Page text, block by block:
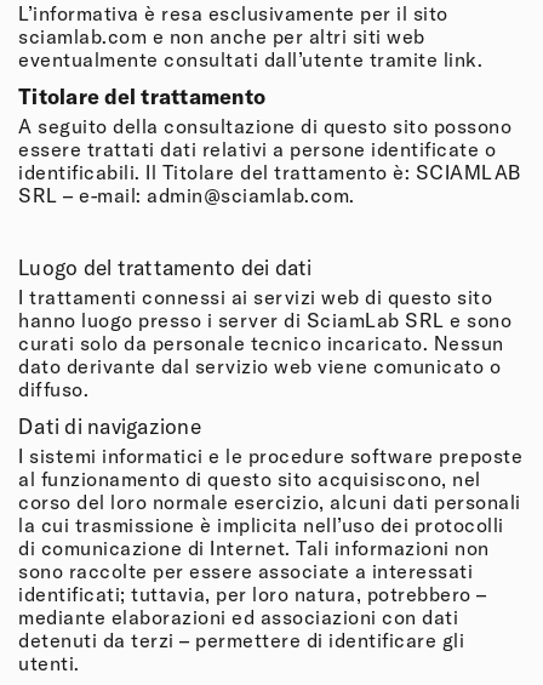
L’informativa è resa esclusivamente per il sito
sciamlab.com e non anche per altri siti web
eventualmente consultati dall’utente tramite link.
Titolare del trattamento
A seguito della consultazione di questo sito possono
essere trattati dati relativi a persone identificate o
identificabili. Il Titolare del trattamento è: SCIAMLAB
SRL – e-mail: admin@sciamlab.com.
Luogo del trattamento dei dati
I trattamenti connessi ai servizi web di questo sito
hanno luogo presso i server di SciamLab SRL e sono
curati solo da personale tecnico incaricato. Nessun
dato derivante dal servizio web viene comunicato o
diffuso.
Dati di navigazione
I sistemi informatici e le procedure software preposte
al funzionamento di questo sito acquisiscono, nel
corso del loro normale esercizio, alcuni dati personali
la cui trasmissione è implicita nell’uso dei protocolli
di comunicazione di Internet. Tali informazioni non
sono raccolte per essere associate a interessati
identificati; tuttavia, per loro natura, potrebbero –
mediante elaborazioni ed associazioni con dati
detenuti da terzi – permettere di identificare gli
utenti.